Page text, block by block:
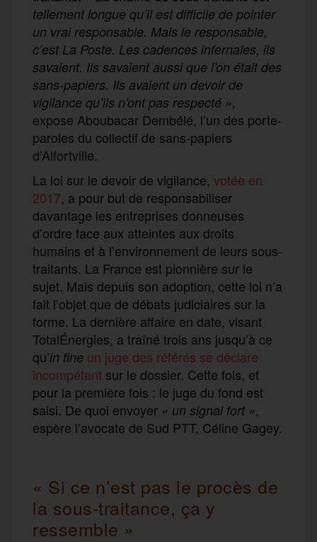
tellement longue qu’il est difficile de pointer
un vrai responsable. Mais le responsable,
c’est La Poste. Les cadences infernales, ils
savaient. Ils savaient aussi que l’on était des
sans-papiers. Ils avaient un devoir de
vigilance qu’ils n’ont pas respecté »,
expose Aboubacar Dembélé, l’un des porte-
paroles du collectif de sans-papiers
d’Alfortville.
La loi sur le devoir de vigilance, votée en
2017, a pour but de responsabiliser
davantage les entreprises donneuses
d’ordre face aux atteintes aux droits
humains et à l’environnement de leurs sous-
traitants. La France est pionnière sur le
sujet. Mais depuis son adoption, cette loi n’a
fait l’objet que de débats judiciaires sur la
forme. La dernière affaire en date, visant
TotalÉnergies, a traîné trois ans jusqu’à ce
qu’in fine un juge des référés se déclare
incompétent sur le dossier. Cette fois, et
pour la première fois : le juge du fond est
saisi. De quoi envoyer « un signal fort »,
espère l’avocate de Sud PTT, Céline Gagey.
« Si ce n’est pas le procès de
la sous-traitance, ça y
ressemble »